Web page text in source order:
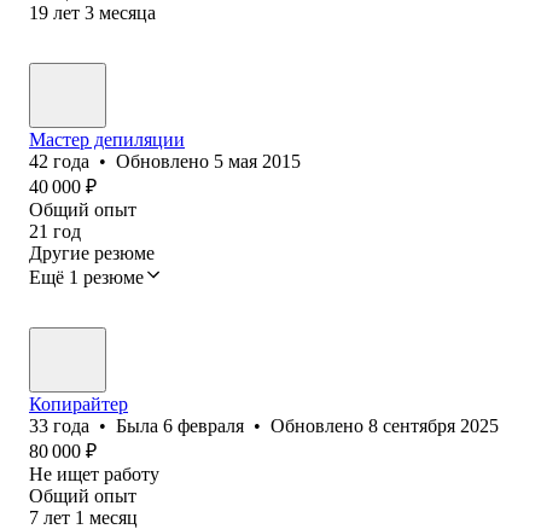
19 лет 3 месяца
Мастер депиляции
42 года • Обновлено 5 мая 2015
40 000 ₽
Общий опыт
21 год
Другие резюме
Ещё 1 резюме
Копирайтер
33 года • Была 6 февраля • Обновлено 8 сентября 2025
80 000 ₽
Не ищет работу
Общий опыт
7 лет 1 месяц